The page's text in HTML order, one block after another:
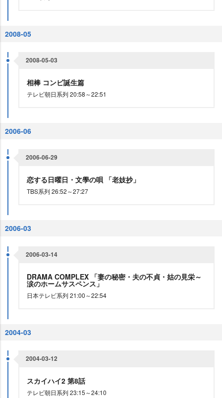
2008-05
2008-05-03
相棒 コンビ誕生篇
テレビ朝日系列 20:58～22:51
2006-06
2006-06-29
恋する日曜日・文學の唄 「老妓抄」
TBS系列 26:52～27:27
2006-03
2006-03-14
DRAMA COMPLEX 「妻の秘密・夫の不貞・姑の見栄～
涙のホームサスペンス」
日本テレビ系列 21:00～22:54
2004-03
2004-03-12
スカイハイ2 第8話
テレビ朝日系列 23:15～24:10